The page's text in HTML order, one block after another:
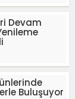
Devam
Buluşuyor